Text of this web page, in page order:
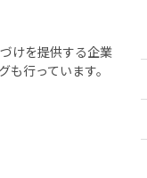
けを提供する企業
行っています。